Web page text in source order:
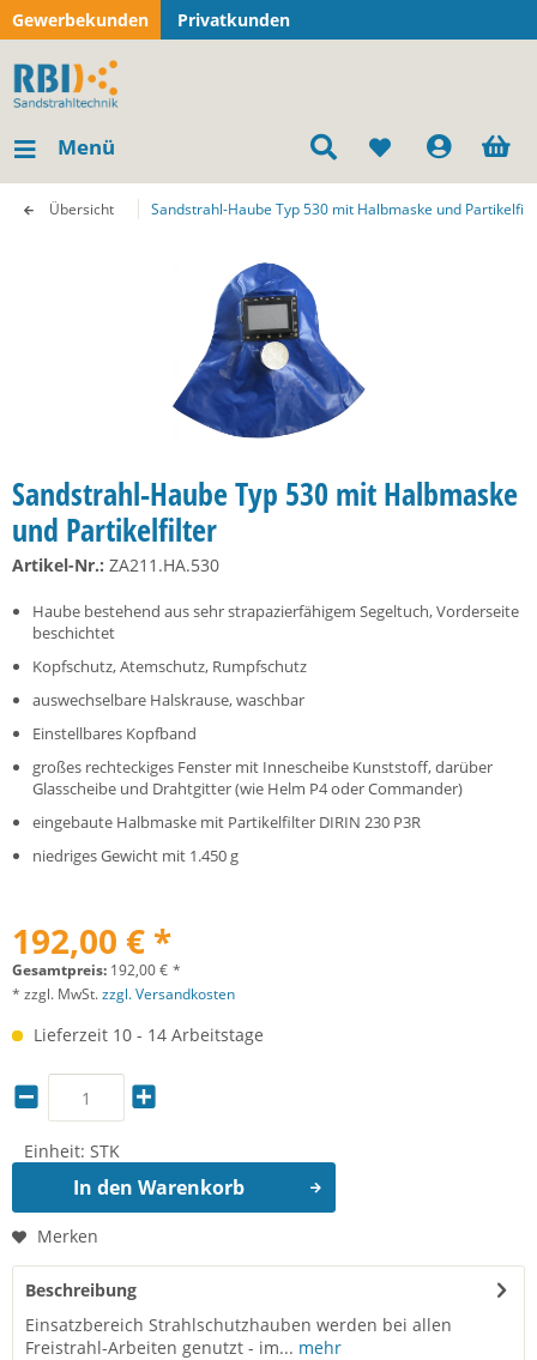
Gewerbekunden Privatkunden
Menü
Übersicht Sandstrahl-Haube Typ 530 mit Halbmaske und
Sandstrahl-Haube Typ 530 mit Halbmaske
und Partikelfilter
Artikel-Nr.: ZA211.HA.530
Haube bestehend aus sehr strapazierfähigem Segeltuch, Vorderseite
beschichtet
Kopfschutz, Atemschutz, Rumpfschutz
auswechselbare Halskrause, waschbar
Einstellbares Kopfband
großes rechteckiges Fenster mit Innescheibe Kunststoff, darüber
Glasscheibe und Drahtgitter (wie Helm P4 oder Commander)
eingebaute Halbmaske mit Partikelfilter DIRIN 230 P3R
niedriges Gewicht mit 1.450 g
192,00 € *
Gesamtpreis: 192,00€ *
* zzgl. MwSt.zzgl. Versandkosten
Lieferzeit 10 - 14 Arbeitstage
Einheit: STK
In den Warenkorb
Merken
Beschreibung
Einsatzbereich Strahlschutzhauben werden bei allen
Freistrahl-Arbeiten genutzt - im... mehr